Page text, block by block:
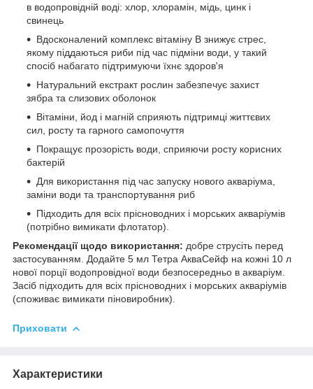
в водопровідній воді: хлор, хлорамін, мідь, цинк і
свинець
Вдосконалений комплекс вітаміну В знижує стрес,
якому піддаються риби під час підміни води, у такий
спосіб набагато підтримуючи їхнє здоров'я
Натуральний екстракт рослин забезпечує захист
зябра та слизових оболонок
Вітаміни, йод і магній сприяють підтримці життєвих
сил, росту та гарного самопочуття
Покращує прозорість води, сприяючи росту корисних
бактерій
Для використання під час запуску нового акваріума,
заміни води та транспортування риб
Підходить для всіх прісноводних і морських акваріумів
(потрібно вимикати флотатор).
Рекомендації щодо використання: добре струсіть перед
застосуванням. Додайте 5 мл Тетра АкваСейф на кожні 10 л
нової порції водопровідної води безпосередньо в акваріум.
Засіб підходить для всіх прісноводних і морських акваріумів
(споживає вимикати піновиробник).
Приховати
Характеристики